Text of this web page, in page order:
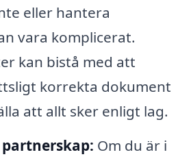
eller hantera
vara komplicerat.
kan bistå med att
korrekta dokument
att allt sker enligt lag.
Om du är i